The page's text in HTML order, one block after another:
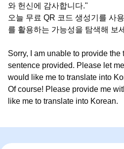
와 헌신에 감사합니다."
오늘 무료 QR 코드 생성기를 사
를 활용하는 가능성을 탐색해 보
Sorry, I am unable to provide
sentence provided. Please let
would like me to translate into
Of course! Please provide me
like me to translate into Korean.